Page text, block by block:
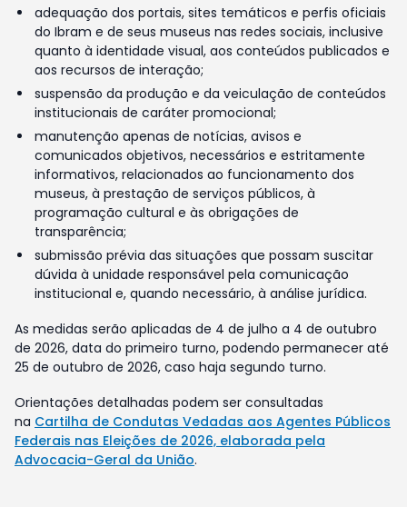
adequação dos portais, sites temáticos e perfis oficiais
do Ibram e de seus museus nas redes sociais, inclusive
quanto à identidade visual, aos conteúdos publicados e
aos recursos de interação;
suspensão da produção e da veiculação de conteúdos
institucionais de caráter promocional;
manutenção apenas de notícias, avisos e
comunicados objetivos, necessários e estritamente
informativos, relacionados ao funcionamento dos
museus, à prestação de serviços públicos, à
programação cultural e às obrigações de
transparência;
submissão prévia das situações que possam suscitar
dúvida à unidade responsável pela comunicação
institucional e, quando necessário, à análise jurídica.
As medidas serão aplicadas de 4 de julho a 4 de outubro
de 2026, data do primeiro turno, podendo permanecer até
25 de outubro de 2026, caso haja segundo turno.
Orientações detalhadas podem ser consultadas
na Cartilha de Condutas Vedadas aos Agentes Públicos
Federais nas Eleições de 2026, elaborada pela
Advocacia-Geral da União.